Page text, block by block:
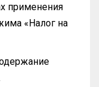
применения
«Налог на